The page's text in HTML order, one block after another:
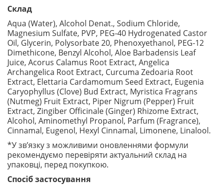
Склад
Aqua (Water), Alcohol Denat., Sodium Chloride,
Magnesium Sulfate, PVP, PEG-40 Hydrogenated Castor
Oil, Glycerin, Polysorbate 20, Phenoxyethanol, PEG-12
Dimethicone, Benzyl Alcohol, Aloe Barbadensis Leaf
Juice, Acorus Calamus Root Extract, Angelica
Archangelica Root Extract, Curcuma Zedoaria Root
Extract, Elettaria Cardamomum Seed Extract, Eugenia
Caryophyllus (Clove) Bud Extract, Myristica Fragrans
(Nutmeg) Fruit Extract, Piper Nigrum (Pepper) Fruit
Extract, Zingiber Officinale (Ginger) Rhizome Extract,
Alcohol, Aminomethyl Propanol, Parfum (Fragrance),
Cinnamal, Eugenol, Hexyl Cinnamal, Limonene, Linalool.
*У зв’язку з можливими оновленнями формули
рекомендуємо перевіряти актуальний склад на
упаковці, перед покупкою.
Спосіб застосування